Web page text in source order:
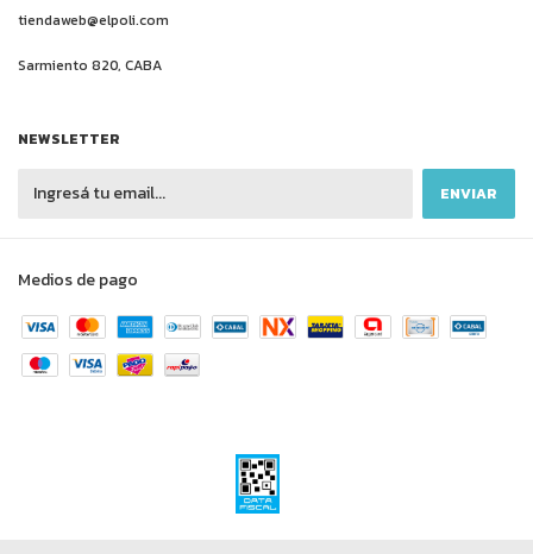
tiendaweb@elpoli.com
Sarmiento 820, CABA
NEWSLETTER
Medios de pago